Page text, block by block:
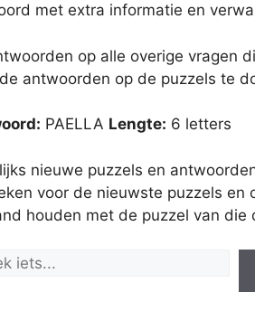
met extra informatie en
op alle overige vragen
antwoorden op de puzzels te
PAELLA Lengte: 6 letters
nieuwe puzzels en
voor de nieuwste puzzels en
houden met de puzzel van die